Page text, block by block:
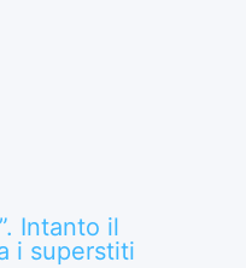
Intanto il
i superstiti